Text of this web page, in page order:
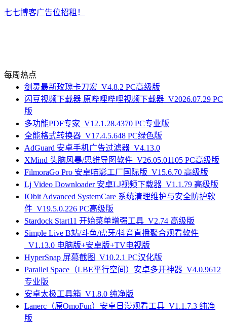
七七博客广告位招租！
每周热点
剑灵最新玫瑰卡刀宏_V4.8.2 PC高级版
闪豆视频下载器 原哔哩哔哩视频下载器_V2026.07.29 PC
版
多功能PDF专家_V12.1.28.4370 PC专业版
全能格式转换器_V17.4.5.648 PC绿色版
AdGuard 安卓手机广告过滤器_V4.13.0
XMind 头脑风暴/思维导图软件_V26.05.01105 PC高级版
FilmoraGo Pro 安卓喵影工厂国际版_V15.6.70 高级版
Lj Video Downloader 安卓LJ视频下载器_V1.1.79 高级版
IObit Advanced SystemCare 系统清理维护与安全防护软
件_V19.5.0.226 PC高级版
Stardock Start11 开始菜单增强工具_V2.74 高级版
Simple Live B站/斗鱼/虎牙/抖音直播聚合观看软件
_V1.13.0 电脑版+安卓版+TV电视版
HyperSnap 屏幕截图_V10.2.1 PC汉化版
Parallel Space（LBE平行空间）安卓多开神器_V4.0.9612
专业版
安卓太极工具箱_V1.8.0 纯净版
Lanerc（原OmoFun）安卓日漫观看工具_V1.1.7.3 纯净
版